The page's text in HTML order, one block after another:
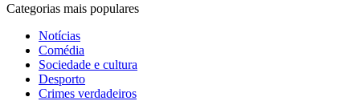
Categorias mais populares
Notícias
Comédia
Sociedade e cultura
Desporto
Crimes verdadeiros